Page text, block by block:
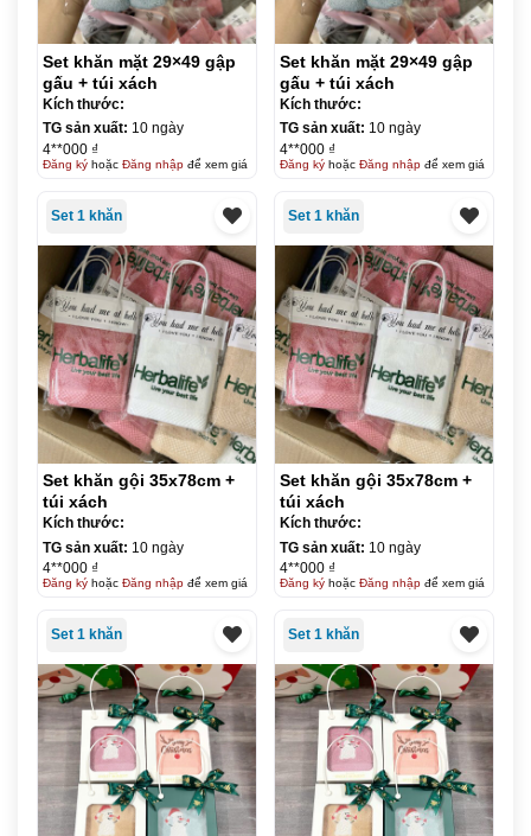
Set khăn mặt 29×49 gập
gấu + túi xách
Kích thước:
TG sản xuất: 10 ngày
4**000 ₫
Đăng kýhoặc Đăng nhậpđể xem giá
Set khăn mặt 29×49 gập
gấu + túi xách
Kích thước:
TG sản xuất: 10 ngày
4**000 ₫
Đăng kýhoặc Đăng nhậpđể xem giá
Set 1 khăn
Set khăn gội 35x78cm +
túi xách
Kích thước:
TG sản xuất: 10 ngày
4**000 ₫
Đăng kýhoặc Đăng nhậpđể xem giá
Set 1 khăn
Set khăn gội 35x78cm +
túi xách
Kích thước:
TG sản xuất: 10 ngày
4**000 ₫
Đăng kýhoặc Đăng nhậpđể xem giá
Set 1 khăn Set 1 khăn